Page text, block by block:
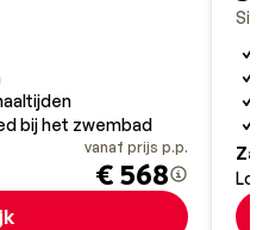
bij het zwembad
vanaf prijs p.p.
€ 568
Za